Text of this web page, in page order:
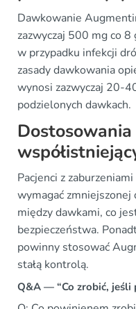
Dawkowanie
zazwyczaj 500 mg co
w przypadku infekcji
zasady dawkowania
wynosi zazwyczaj 20-
podzielonych dawkach.
Pacjenci z
wymagać zmniejszonej
między dawkami, co
bezpieczeństwa.
powinny stosować
stałą kontrolą.
Q&A — “Co zrobić, jeśli